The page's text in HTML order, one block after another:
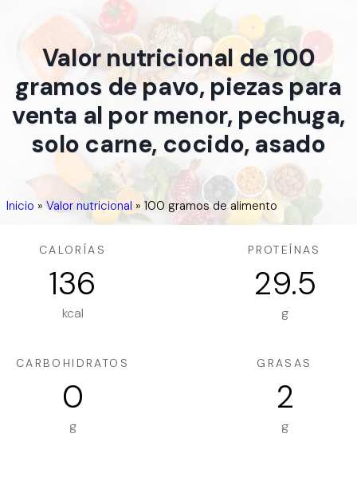
Valor nutricional de 100
gramos de pavo, piezas para
venta al por menor, pechuga,
solo carne, cocido, asado
Inicio »Valor nutricional » 100 gramos de alimento
CALORÍAS
136
kcal
PROTEÍNAS
29.5
g
CARBOHIDRATOS
0
g
GRASAS
2
g